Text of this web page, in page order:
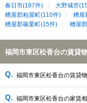
春日市(187件)
大野城市
糟屋郡粕屋町(110件)
糟屋
糟屋郡篠栗町(15件)
糟屋
福岡市東区松香台の賃貸
福岡市東区松香台の賃貸
福岡市東区松香台の家賃